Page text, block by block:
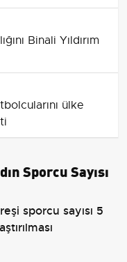
Binali Yıldırım
ülke
Sporcu Sayısı
sporcu sayısı 5